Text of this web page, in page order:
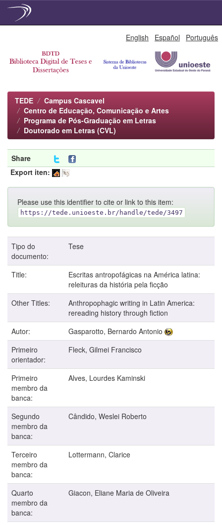
English Español Português
TEDE
Campus Cascavel
Centro de Educação, Comunicação e Artes
Programa de Pós-Graduação em Letras
Doutorado em Letras (CVL)
Share
Export iten:
Please use this identifier to cite or link to this item:
https://tede.unioeste.br/handle/tede/3497
Tipo do
documento:
Tese
Title:
Escritas antropofágicas na América latina:
releituras da história pela ficção
Other Titles:
Anthropophagic writing in Latin America:
rereading history through fiction
Autor:
Gasparotto, Bernardo Antonio
Primeiro
orientador:
Fleck, Gilmei Francisco
Primeiro
membro da
banca:
Alves, Lourdes Kaminski
Segundo
membro da
banca:
Cândido, Weslei Roberto
Terceiro
membro da
banca:
Lottermann, Clarice
Quarto
membro da
banca:
Giacon, Eliane Maria de Oliveira